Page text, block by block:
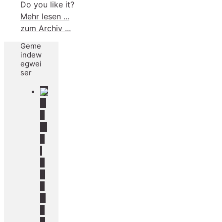
Do you like it?
Mehr lesen ...
zum Archiv ...
Geme
indew
egwei
ser